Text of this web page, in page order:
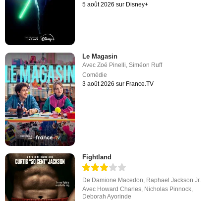
5 août 2026 sur Disney+
Le Magasin
AvecZoé Pinelli ,Siméon Ruff
Comédie
3 août 2026 sur France.TV
Fightland
De Damione Macedon, Raphael Jackson Jr.
Avec Howard Charles, Nicholas Pinnock,
Deborah Ayorinde